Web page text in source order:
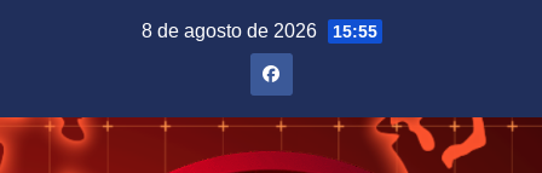
8 de agosto de 2026 15:55